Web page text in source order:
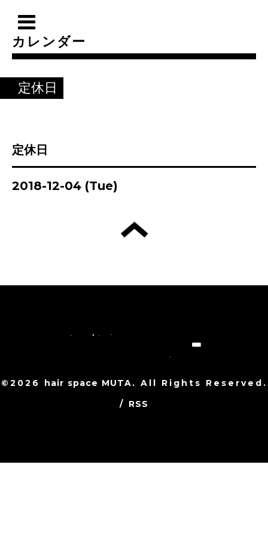
カレンダー
定休日
定休日
2018-12-04 (Tue)
©2026 hair space MUTA. All Rights Reserved.
/ RSS